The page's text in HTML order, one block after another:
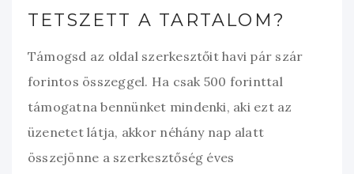
TETSZETT A TARTALOM?
Támogsd az oldal szerkesztőit havi pár szár
forintos összeggel. Ha csak 500 forinttal
támogatna bennünket mindenki, aki ezt az
üzenetet látja, akkor néhány nap alatt
összejönne a szerkesztőség éves